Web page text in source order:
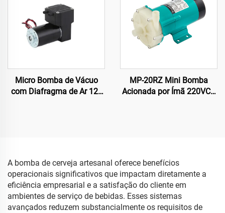
Micro Bomba de Vácuo
com Diafragma de Ar 12v
MP-20RZ Mini Bomba
Acionada por Ímã 220VCA
Centrífuga
A bomba de cerveja artesanal oferece benefícios
operacionais significativos que impactam diretamente a
eficiência empresarial e a satisfação do cliente em
ambientes de serviço de bebidas. Esses sistemas
avançados reduzem substancialmente os requisitos de